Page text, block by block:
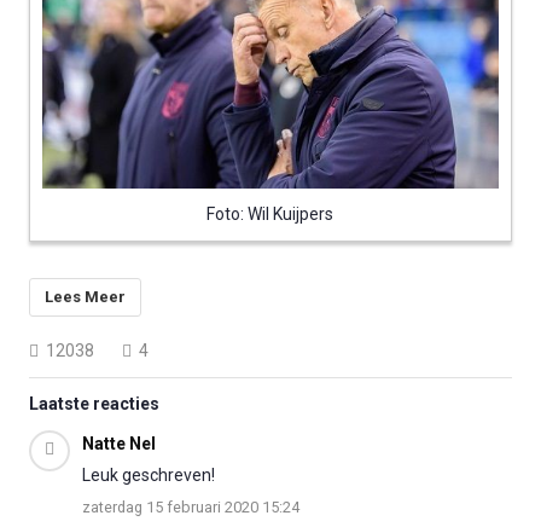
Foto: Wil Kuijpers
Lees Meer
12038 4
Laatste reacties
Natte Nel
Leuk geschreven!
zaterdag 15 februari 2020 15:24